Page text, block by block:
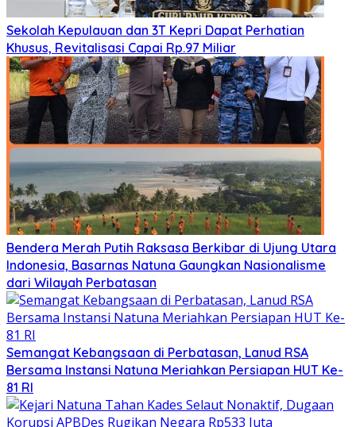
Sekolah Kepulauan dan 3T Kepri Dapat Perhatian
Khusus, Revitalisasi Capai Rp.97 Miliar
Bendera Merah Putih Raksasa Berkibar di Ujung Utara
Indonesia, Basarnas Natuna Gaungkan Nasionalisme
dari Wilayah Perbatasan
Semangat Kebangsaan di Perbatasan, Lanud RSA
Bersama Instansi Natuna Meriahkan Persiapan HUT Ke-
81 RI